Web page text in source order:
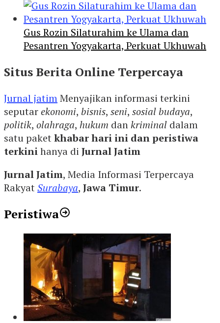
Gus Rozin Silaturahim ke Ulama dan
Pesantren Yogyakarta, Perkuat Ukhuwah
Situs Berita Online Terpercaya
Jurnal jatimMenyajikan informasi terkini
seputarekonomi, bisnis, seni, sosial budaya,
politik, olahraga, hukum dankriminal dalam
satu paketkhabar hari ini dan peristiwa
terkinihanya di Jurnal Jatim
Jurnal Jatim, Media Informasi Terpercaya
RakyatSurabaya, Jawa Timur.
Peristiwa